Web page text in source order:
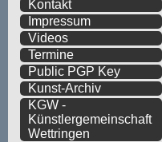
Kontakt
Impressum
Videos
Termine
Public PGP Key
Kunst-Archiv
KGW -
Künstlergemeinschaft
Wettringen